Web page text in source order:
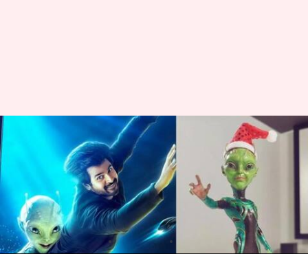
கிறிஸ்துமஸ் ஸ்பெஷல் -
ஏலியன் புகைப்படம்
வெளியிட்டு வாழ்த்து
தெரிவித்தார்
சிவகார்த்திகேயன்
எழுதியவர் Nivetha P Dec 25, 2023